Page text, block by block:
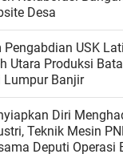
Desa
Pengabdian USK
Utara Produksi
Lumpur Banjir
Diri
Teknik Mesin
Deputi Operasi